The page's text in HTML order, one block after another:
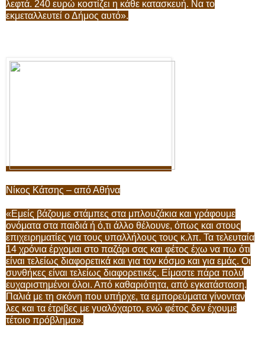
λεφτά. 240 ευρώ κοστίζει η κάθε κατασκευή. Να το
εκμεταλλευτεί ο Δήμος αυτό».
Νίκος Κάτσης – από Αθήνα
«Εμείς βάζουμε στάμπες στα μπλουζάκια και γράφουμε
ονόματα στα παιδιά ή ό,τι άλλο θέλουνε, όπως και στους
επιχειρηματίες για τους υπαλλήλους τους κ.λπ. Τα τελευταία
14 χρόνια έρχομαι στο παζάρι σας και φέτος έχω να πω ότι
είναι τελείως διαφορετικά και για τον κόσμο και για εμάς. Οι
συνθήκες είναι τελείως διαφορετικές. Είμαστε πάρα πολύ
ευχαριστημένοι όλοι. Από καθαριότητα, από εγκατάσταση.
Παλιά με τη σκόνη που υπήρχε, τα εμπορεύματα γίνονταν
λες και τα έτριβες με γυαλόχαρτο, ενώ φέτος δεν έχουμε
τέτοιο πρόβλημα».